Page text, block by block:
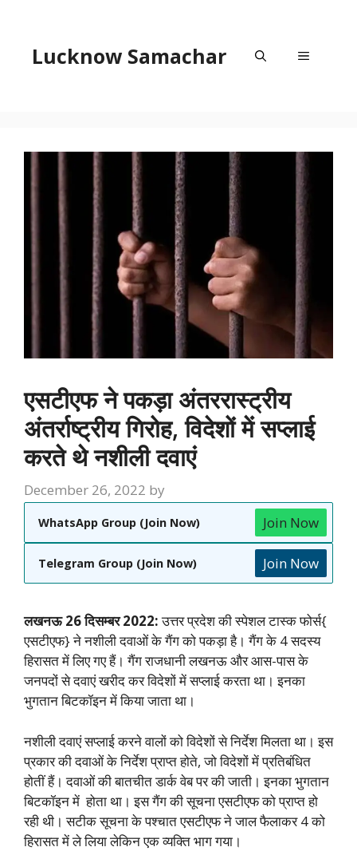
contentLucknow Samachar Menu
एसटीएफ ने पकड़ा अंतररास्ट्रीय
अंतर्राष्ट्रीय गिरोह, विदेशों में सप्लाई
करते थे नशीली दवाएं
December 26, 2022 by
WhatsApp Group (Join Now) Join Now
Telegram Group (Join Now) Join Now
लखनऊ 26 दिसम्बर 2022:उत्तर प्रदेश की स्पेशल टास्क फोर्स{
एसटीएफ} ने नशीली दवाओं के गैंग को पकड़ा है। गैंग के 4 सदस्य
हिरासत में लिए गए हैं। गैंग राजधानी लखनऊ और आस-पास के
जनपदों से दवाएं खरीद कर विदेशों में सप्लाई करता था। इनका
भुगतान बिटकॉइन में किया जाता था।
नशीली दवाएं सप्लाई करने वालों को विदेशों से निर्देश मिलता था। इस
प्रकार की दवाओं के निर्देश प्राप्त होते, जो विदेशों में प्रतिबंधित
होतीं हैं। दवाओं की बातचीत डार्क वेब पर की जाती। इनका भुगतान
बिटकॉइन में होता था। इस गैंग की सूचना एसटीएफ को प्राप्त हो
रही थी। सटीक सूचना के पश्चात एसटीएफ ने जाल फैलाकर 4 को
हिरासत में ले लिया लेकिन एक व्यक्ति भाग गया।